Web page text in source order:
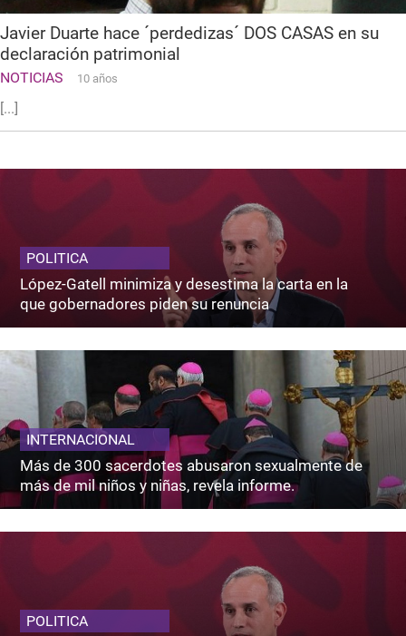
Javier Duarte hace ´perdedizas´ DOS CASAS en su
declaración patrimonial
NOTICIAS 10 años
[...]
POLITICA
López-Gatell minimiza y desestima la carta en la
que gobernadores piden su renuncia
INTERNACIONAL
Más de 300 sacerdotes abusaron sexualmente de
más de mil niños y niñas, revela informe.
POLITICA